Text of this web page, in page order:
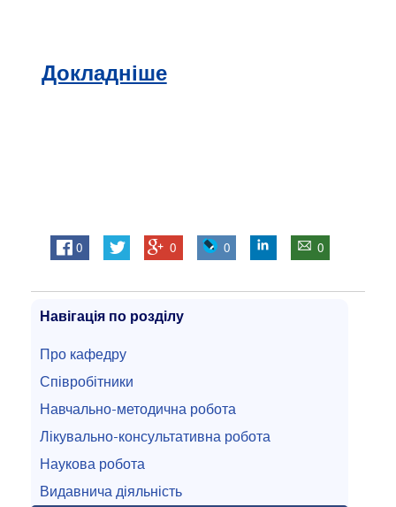
Докладніше
0 0 0 0
Навігація по розділу
Про кафедру
Співробітники
Навчально-методична робота
Лікувально-консультативна робота
Наукова робота
Видавнича діяльність